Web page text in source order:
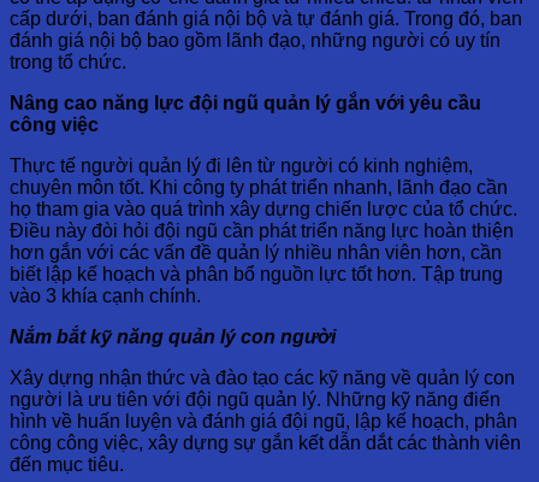
cấp dưới, ban đánh giá nội bộ và tự đánh giá. Trong đó, ban
đánh giá nội bộ bao gồm lãnh đạo, những người có uy tín
trong tổ chức.
Nâng cao năng lực đội ngũ quản lý gắn với yêu cầu
công việc
Thực tế người quản lý đi lên từ người có kinh nghiệm,
chuyên môn tốt. Khi công ty phát triển nhanh, lãnh đạo cần
họ tham gia vào quá trình xây dựng chiến lược của tổ chức.
Điều này đòi hỏi đội ngũ cần phát triển năng lực hoàn thiện
hơn gắn với các vấn đề quản lý nhiều nhân viên hơn, cần
biết lập kế hoạch và phân bổ nguồn lực tốt hơn. Tập trung
vào 3 khía cạnh chính.
Nắm bắt kỹ năng quản lý con người
Xây dựng nhận thức và đào tạo các kỹ năng về quản lý con
người là ưu tiên với đội ngũ quản lý. Những kỹ năng điển
hình về huấn luyện và đánh giá đội ngũ, lập kế hoạch, phân
công công việc, xây dựng sự gắn kết dẫn dắt các thành viên
đến mục tiêu.